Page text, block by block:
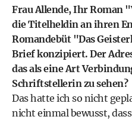
Frau Allende, Ihr Roman
die Titelheldin an ihren
Romandebüt "Das
Brief konzipiert. Der
das als eine Art
Schriftstellerin zu sehen?
Das hatte ich so nicht
nicht einmal bewusst,